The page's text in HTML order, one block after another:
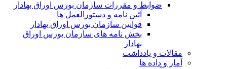
ضوابط و مقررات سازمان بورس اوراق بهادار
آئین نامه و دستورالعمل ها
قوانین سازمان بورس اوراق بهادار
بخش نامه های سازمان بورس اوراق
بهادار
مقالات و یادداشت
آمار و داده ها